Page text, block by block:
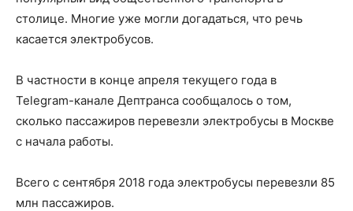
столице. Многие уже могли догадаться, что речь
касается электробусов.
В частности в конце апреля текущего года в
Telegram-канале Дептранса сообщалось о том,
сколько пассажиров перевезли электробусы в Москве
с начала работы.
Всего с сентября 2018 года электробусы перевезли 85
млн пассажиров.